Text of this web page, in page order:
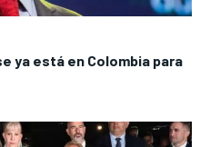
ya está en Colombia para